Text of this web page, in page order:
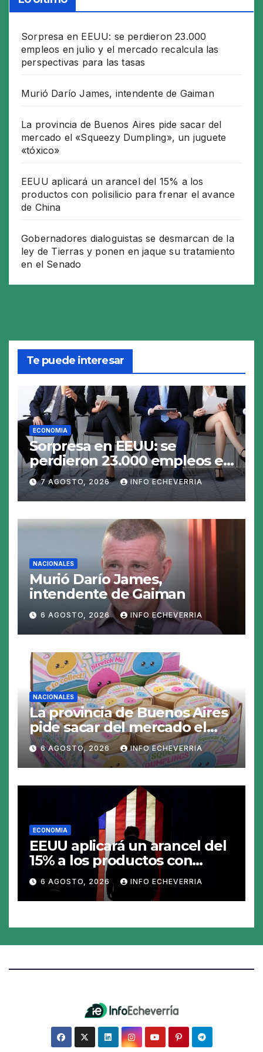
Sorpresa en EEUU: se perdieron 23.000
empleos en julio y el mercado recalcula las
perspectivas para las tasas
Murió Darío James, intendente de Gaiman
La provincia de Buenos Aires pide sacar del
mercado el «Squeezy Dumpling», un juguete
«tóxico»
EEUU aplicará un arancel del 15% a los
productos con polisilicio para frenar el avance
de China
Gobernadores dialoguistas se desmarcan de la
ley de Tierras y ponen en jaque su tratamiento
en el Senado
Te puede interesar
ECONOMIA
Sorpresa en EEUU: se
perdieron 23.000 empleos en
julio y el mercado recalcula
las perspectivas para las
tasas
7 AGOSTO, 2026 INFO ECHEVERRIA
NACIONALES
Murió Darío James,
intendente de Gaiman
6 AGOSTO, 2026 INFO ECHEVERRIA
NACIONALES
La provincia de Buenos Aires
pide sacar del mercado el
«Squeezy Dumpling», un
juguete «tóxico»
6 AGOSTO, 2026 INFO ECHEVERRIA
ECONOMIA
EEUU aplicará un arancel del
15% a los productos con
polisilicio para frenar el
avance de China
6 AGOSTO, 2026 INFO ECHEVERRIA